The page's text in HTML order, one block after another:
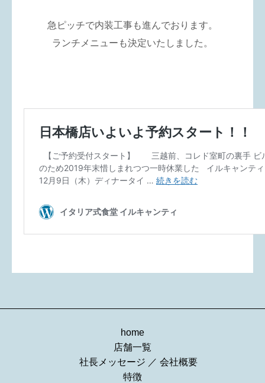
急ピッチで内装工事も進んでおります。
ランチメニューも決定いたしました。
home
店舗一覧
社長メッセージ ／ 会社概要
特徴